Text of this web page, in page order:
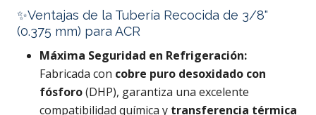
✨Ventajas de la Tubería Recocida de 3/8"
(0.375 mm) para ACR
Máxima Seguridad en Refrigeración:
Fabricada con cobre puro desoxidado con
fósforo(DHP), garantiza una excelente
compatibilidad química y transferencia térmica